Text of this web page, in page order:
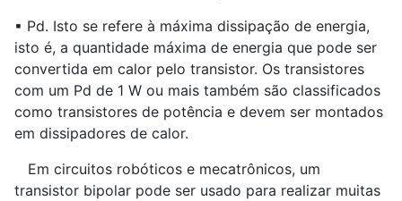
▪ Pd. Isto se refere à máxima dissipação de energia,
isto é, a quantidade máxima de energia que pode ser
convertida em calor pelo transistor. Os transistores
com um Pd de 1 W ou mais também são classificados
como transistores de potência e devem ser montados
em dissipadores de calor.
Em circuitos robóticos e mecatrônicos, um
transistor bipolar pode ser usado para realizar muitas